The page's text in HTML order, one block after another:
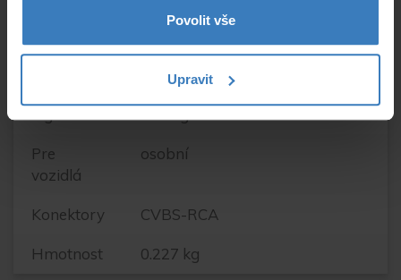
Povolit vše
Upravit
Honda
OEM
Pre
vozidlá
osobní
Konektory CVBS-RCA
Hmotnost 0.227 kg